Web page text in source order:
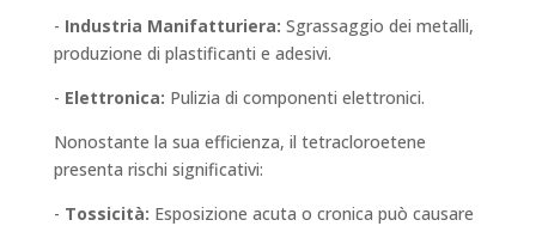
- Industria Manifatturiera: Sgrassaggio dei metalli,
produzione di plastificanti e adesivi.
- Elettronica: Pulizia di componenti elettronici.
Nonostante la sua efficienza, il tetracloroetene
presenta rischi significativi:
- Tossicità: Esposizione acuta o cronica può causare